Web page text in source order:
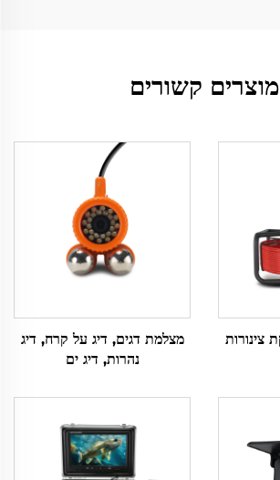
מוצרים קשורים
מצלמת דגים, דיג על קרח, דיג
נהרות, דיג ים